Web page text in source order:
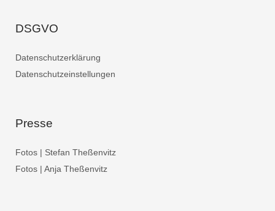
DSGVO
Datenschutzerklärung
Datenschutzeinstellungen
Presse
Fotos | Stefan Theßenvitz
Fotos | Anja Theßenvitz